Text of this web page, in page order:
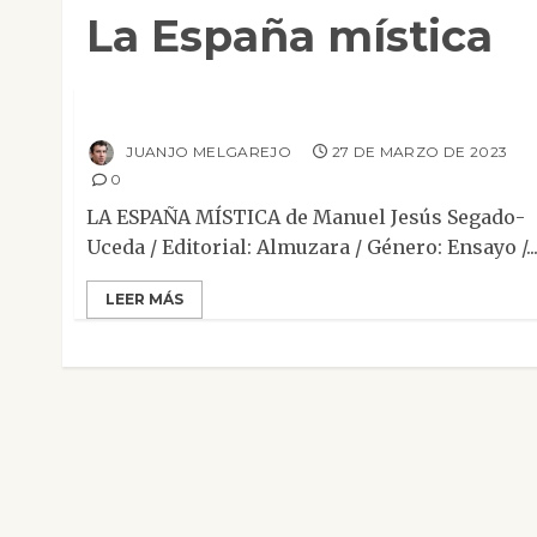
La España mística
Ensayo Reseñas
JUANJO MELGAREJO
27 DE MARZO DE 2023
0
LA ESPAÑA MÍSTICA de Manuel Jesús Segado-
Uceda / Editorial: Almuzara / Género: Ensayo /...
LEER MÁS